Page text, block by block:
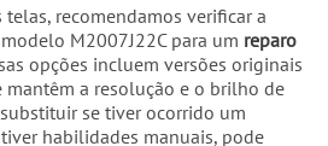
recomendamos verificar a
M2007J22C para um reparo
opções incluem versões originais
a resolução e o brilho de
se tiver ocorrido um
habilidades manuais, pode